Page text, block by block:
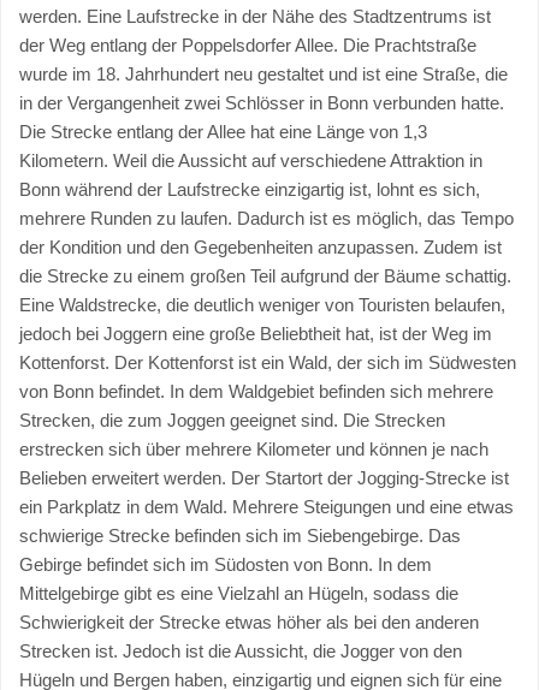
werden. Eine Laufstrecke in der Nähe des Stadtzentrums ist
der Weg entlang der Poppelsdorfer Allee. Die Prachtstraße
wurde im 18. Jahrhundert neu gestaltet und ist eine Straße, die
in der Vergangenheit zwei Schlösser in Bonn verbunden hatte.
Die Strecke entlang der Allee hat eine Länge von 1,3
Kilometern. Weil die Aussicht auf verschiedene Attraktion in
Bonn während der Laufstrecke einzigartig ist, lohnt es sich,
mehrere Runden zu laufen. Dadurch ist es möglich, das Tempo
der Kondition und den Gegebenheiten anzupassen. Zudem ist
die Strecke zu einem großen Teil aufgrund der Bäume schattig.
Eine Waldstrecke, die deutlich weniger von Touristen belaufen,
jedoch bei Joggern eine große Beliebtheit hat, ist der Weg im
Kottenforst. Der Kottenforst ist ein Wald, der sich im Südwesten
von Bonn befindet. In dem Waldgebiet befinden sich mehrere
Strecken, die zum Joggen geeignet sind. Die Strecken
erstrecken sich über mehrere Kilometer und können je nach
Belieben erweitert werden. Der Startort der Jogging-Strecke ist
ein Parkplatz in dem Wald. Mehrere Steigungen und eine etwas
schwierige Strecke befinden sich im Siebengebirge. Das
Gebirge befindet sich im Südosten von Bonn. In dem
Mittelgebirge gibt es eine Vielzahl an Hügeln, sodass die
Schwierigkeit der Strecke etwas höher als bei den anderen
Strecken ist. Jedoch ist die Aussicht, die Jogger von den
Hügeln und Bergen haben, einzigartig und eignen sich für eine